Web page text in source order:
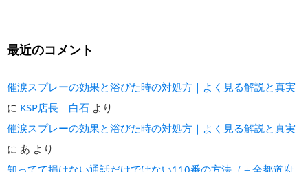
最近のコメント
催涙スプレーの効果と浴びた時の対処方｜よく見る解説と真実
に KSP店長 白石 より
催涙スプレーの効果と浴びた時の対処方｜よく見る解説と真実
に あ より